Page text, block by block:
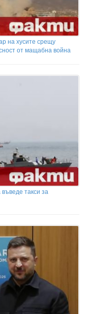
на хусите срещу
от мащабна война
такси за